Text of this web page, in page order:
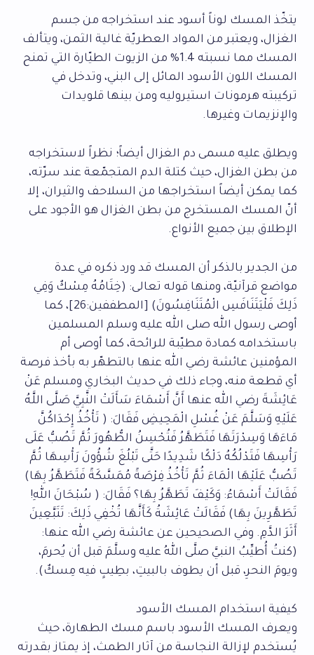
يتخّذ المسك لوناً أسود عند استخراجه من جسم
الغزال، ويعتبر من المواد العطريّة غالية الثمن، ويتألف
المسك مما نسبته 1.4% من الزيوت الطيّارة التي تمنح
المسك اللون الأسود المائل إلى البني، وتدخل في
تركيبته هرمونات استيروليه ومن بينها قلويدات
والإنزيمات وغيرها.
ويطلق عليه مسمى دم الغزال أيضاً؛ نظراً لاستخراجه
من بطن الغزال، حيث كتلة الدم المتجمّعة عند سرّته،
كما يمكن أيضاً استخراجها من السلاحف والثيران، إلا
أنّ المسك المستخرج من بطن الغزال هو الأجود على
الإطلاق بين جميع الأنواع.
من الجدير بالذكر أن المسك قد ورد ذكره في عدة
مواضع قرآنيّة، ومنها قوله تعالى: (خِتَامُهُ مِسْكٌ وَفِي
ذَلِكَ فَلْيَتَنَافَسِ الْمُتَنَافِسُونَ) [المطففين:26]، كما
أوصى رسول الله صلى الله عليه وسلم المسلمين
باستخدامه كمادة مطيّبة للرائحة، كما أوصى أم
المؤمنين عائشة رضي الله عنها بالتطهّر به بأخذ فرصة
أي قطعة منه، وجاء ذلك في حديث البخاري ومسلم عَنْ
عَائِشَةَ رضي الله عنها أَنَّ أَسْمَاءَ سَأَلَتْ النَّبِيَّ صَلَّى اللَّهُ
عَلَيْهِ وَسَلَّمَ عَنْ غُسْلِ الْمَحِيضِ فَقَالَ: ( تَأْخُذُ إِحْدَاكُنَّ
مَاءَهَا وَسِدْرَتَهَا فَتَطَهَّرُ فَتُحْسِنُ الطُّهُورَ ثُمَّ تَصُبُّ عَلَى
رَأْسِهَا فَتَدْلُكُهُ دَلْكًا شَدِيدًا حَتَّى تَبْلُغَ شُؤُونَ رَأْسِهَا ثُمَّ
تَصُبُّ عَلَيْهَا الْمَاءَ ثُمَّ تَأْخُذُ فِرْصَةً مُمَسَّكَةً فَتَطَهَّرُ بِهَا)
فَقَالَتْ أَسْمَاءُ: وَكَيْفَ تَطَهَّرُ بِهَا؟ فَقَالَ: ( سُبْحَانَ اللهِ!
تَطَهَّرِينَ بِهَا) فَقَالَتْ عَائِشَةُ كَأَنَّهَا تُخْفِي ذَلِكَ: تَتَبَّعِينَ
أَثَرَ الدَّمِ. وفي الصحيحين عن عائشة رضي الله عنها:
(كنتُ أُطيِّبُ النبيَّ صلَّى اللهُ عليه وسلَّمَ قبل أن يُحرمَ،
ويومَ النحرِ، قبل أن يطوف بالبيتِ، بطِيبٍ فيه مِسكٌ).
كيفية استخدام المسك الأسود
ويعرف المسك الأسود باسم مسك الطهارة، حيث
يُستخدم لإزالة النجاسة من آثار الطمث، إذ يمتاز بقدرته